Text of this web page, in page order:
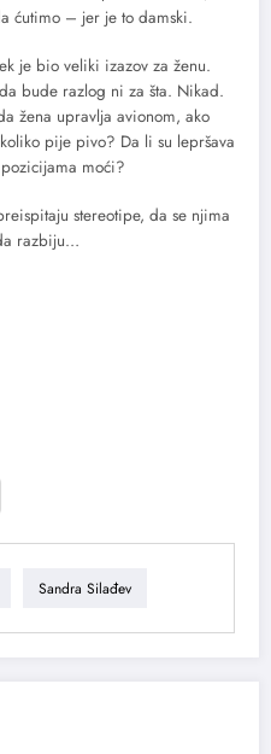
ćutimo – jer je to damski.
je bio veliki izazov za ženu.
bude razlog ni za šta. Nikad.
žena upravlja avionom, ako
pije pivo? Da li su lepršava
moći?
stereotipe, da se njima
razbiju…
Sandra Silađev